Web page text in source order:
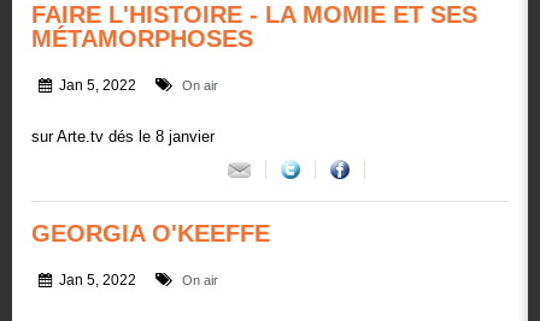
FAIRE L'HISTOIRE - LA MOMIE ET SES
MÉTAMORPHOSES
Jan 5, 2022 On air
sur Arte.tv dés le 8 janvier
GEORGIA O'KEEFFE
Jan 5, 2022 On air